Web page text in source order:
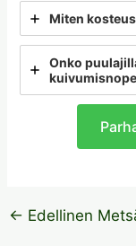
Miten
Onko
← Edellinen